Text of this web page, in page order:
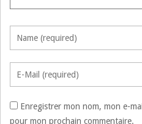
Enregistrer mon nom, mon e-
pour mon prochain commentaire.